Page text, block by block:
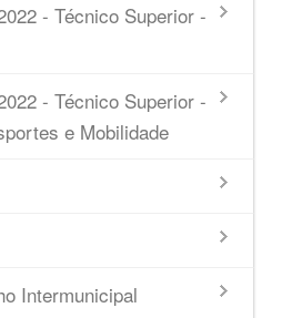
- Técnico Superior -
- Técnico Superior -
e Mobilidade
Intermunicipal